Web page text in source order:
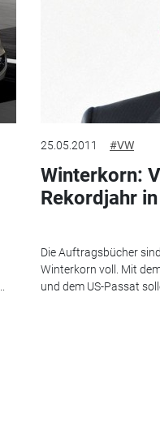
25.05.2011 #VW
Winterkorn:
Rekordjahr
Die Auftragsbücher
Winterkorn voll. Mit
und dem US-Passat